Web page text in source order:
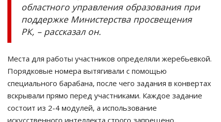
областного управления образования при
поддержке Министерства просвещения
РК, – рассказал он.
Места для работы участников определяли жеребьевкой.
Порядковые номера вытягивали с помощью
специального барабана, после чего задания в конвертах
вскрывали прямо перед участниками. Каждое задание
состоит из 2-4 модулей, а использование
искусственного интеллекта строго запрещено.